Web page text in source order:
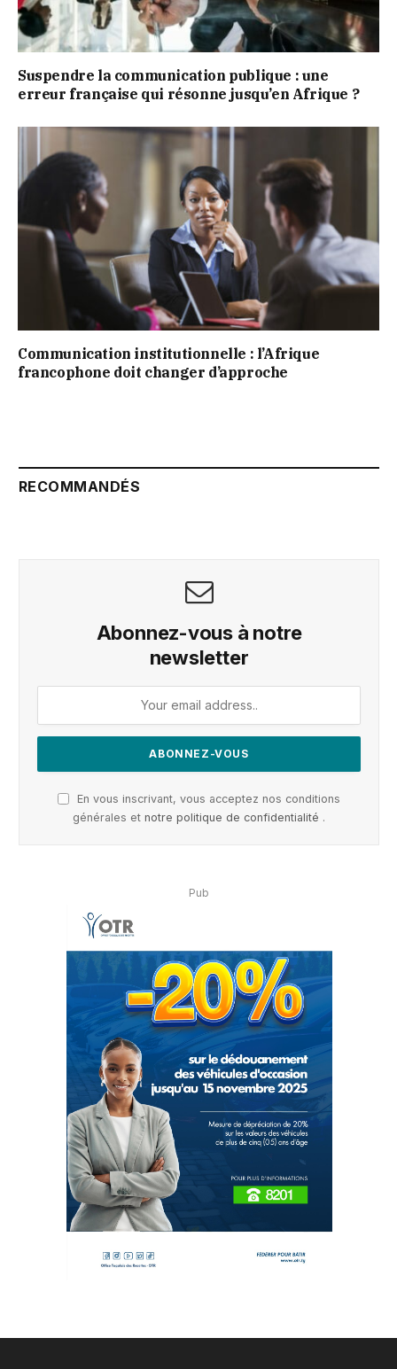
Suspendre la communication publique : une
erreur française qui résonne jusqu’en Afrique ?
Communication institutionnelle : l’Afrique
francophone doit changer d’approche
RECOMMANDÉS
Abonnez-vous à notre
newsletter
En vous inscrivant, vous acceptez nos conditions
générales et notre politique de confidentialité .
Pub